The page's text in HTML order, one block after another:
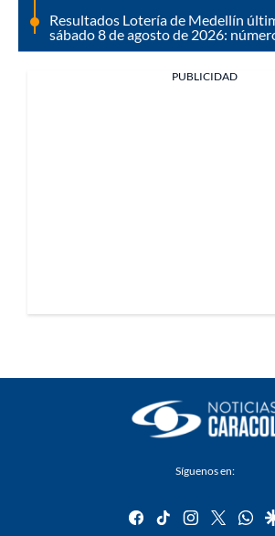
Resultados Lotería de Medellín
sábado 8 de agosto de 2026:
PUBLICIDAD
Síguenos en:
facebook
tiktok instagram
twitter